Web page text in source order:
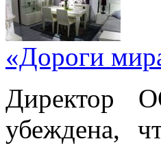
«Дороги
Директор
убеждена,